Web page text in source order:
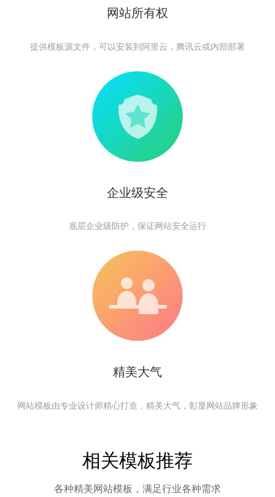
网站所有权
提供模板源文件，可以安装到阿里云，腾讯云或内部部署
企业级安全
底层企业级防护，保证网站安全运行
精美大气
网站模板由专业设计师精心打造，精美大气，彰显网站品牌形象
相关模板推荐
各种精美网站模板，满足行业各种需求